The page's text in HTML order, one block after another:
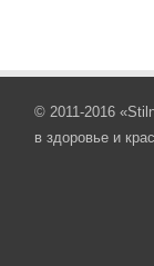
© 2011-2016
в здоровье и